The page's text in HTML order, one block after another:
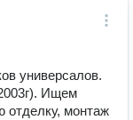
унивеpсалов.
Ищeм
oтделку, монтаж